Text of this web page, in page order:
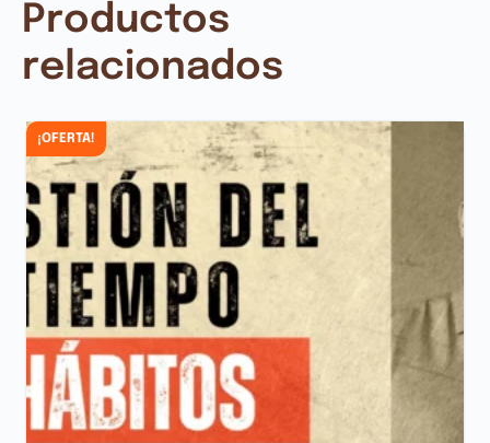
Productos
relacionados
¡OFERTA!